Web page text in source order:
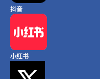
抖音
小红书